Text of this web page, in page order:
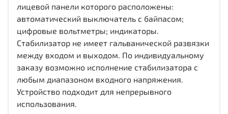
лицевой панели которого расположены:
автоматический выключатель с байпасом;
цифровые вольтметры; индикаторы.
Стабилизатор не имеет гальванической развязки
между входом и выходом. По индивидуальному
заказу возможно исполнение стабилизатора с
любым диапазоном входного напряжения.
Устройство подходит для непрерывного
использования.